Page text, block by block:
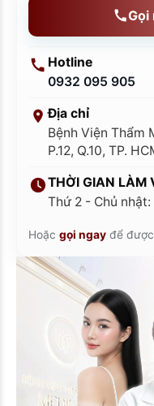
Gọi
Hotline
0932 095 905
Địa chỉ
Bệnh Viện Thẩm
P.12, Q.10, TP.
THỜI GIAN LÀM
Thứ 2 - Chủ
Hoặc gọi ngay để